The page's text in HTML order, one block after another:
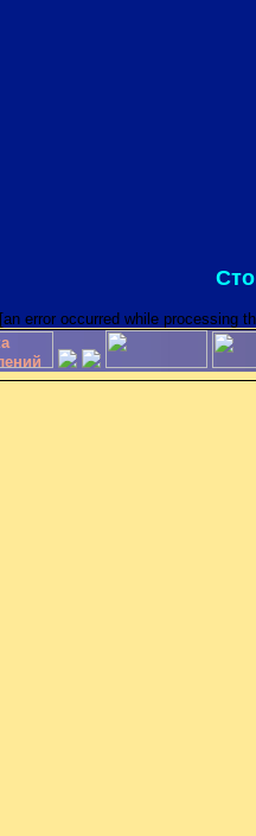
[an error occurred while processing